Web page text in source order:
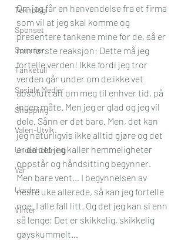
Teknologi
Sponset
Sommer
Tanketull
Sosiale Medier
Shopping
Valen-Utvik
Underholdning
Vår
Uorden
Vinter
Om jeg får en henvendelse fra et firma
som vil at jeg skal komme og
presentere tankene mine for de, så er
min første reaksjon; Dette må jeg
fortelle verden! Ikke fordi jeg tror
verden går under om de ikke vet
absolutt alt om meg til enhver tid, på
ingen måte. Men jeg er glad og jeg vil
dele. Sånn er det bare. Men, det kan
jeg naturligvis ikke alltid gjøre og det
er da det jeg kaller hemmeligheter
oppstår og håndsitting begynner.
Men bare vent… I begynnelsen av
neste uke allerede, så kan jeg fortelle
noe. I alle fall litt. Og det jeg kan si enn
så lenge; Det er skikkelig, skikkelig
gøyskummelt…